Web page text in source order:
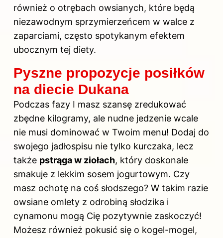
również o otrębach owsianych, które będą
niezawodnym sprzymierzeńcem w walce z
zaparciami, często spotykanym efektem
ubocznym tej diety.
Pyszne propozycje posiłków
na diecie Dukana
Podczas fazy I masz szansę zredukować
zbędne kilogramy, ale nudne jedzenie wcale
nie musi dominować w Twoim menu! Dodaj do
swojego jadłospisu nie tylko kurczaka, lecz
także pstrąga w ziołach, który doskonale
smakuje z lekkim sosem jogurtowym. Czy
masz ochotę na coś słodszego? W takim razie
owsiane omlety z odrobiną słodzika i
cynamonu mogą Cię pozytywnie zaskoczyć!
Możesz również pokusić się o kogel-mogel,